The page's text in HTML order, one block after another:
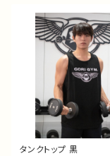
タンクトップ 黒